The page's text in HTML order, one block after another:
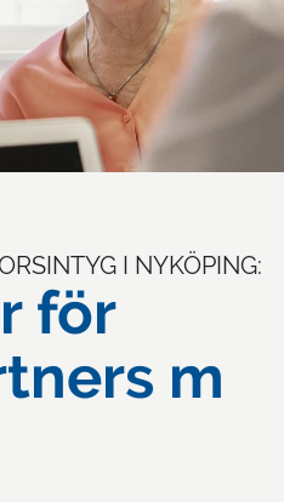
I NYKÖPING:
för
m